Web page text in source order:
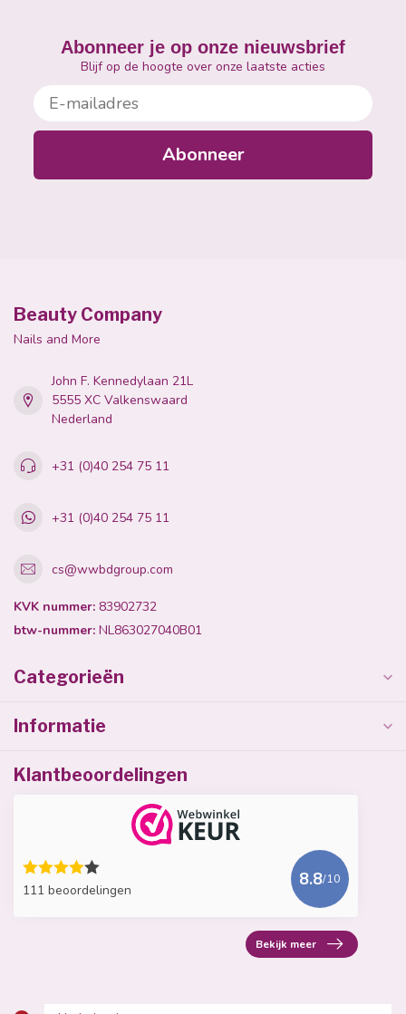
Abonneer je op onze nieuwsbrief
Blijf op de hoogte over onze laatste acties
E-mailadres
Abonneer
Beauty Company
Nails and More
John F. Kennedylaan 21L
5555 XC Valkenswaard
Nederland
+31 (0)40 254 75 11
+31 (0)40 254 75 11
cs@wwbdgroup.com
KVK nummer: 83902732
btw-nummer: NL863027040B01
Categorieën
Informatie
Klantbeoordelingen
111 beoordelingen
8.8/10
Bekijk meer